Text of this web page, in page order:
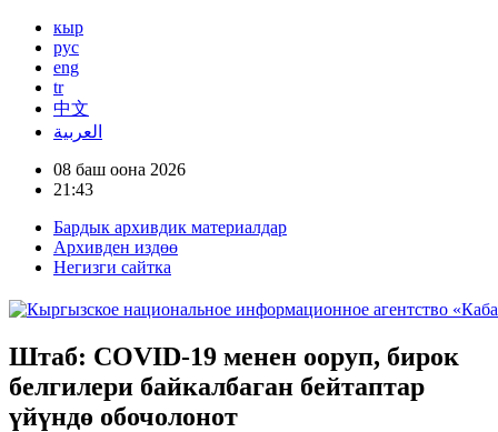
кыр
рус
eng
tr
中文
العربية
08 баш оона 2026
21:43
Бардык архивдик материалдар
Архивден издөө
Негизги сайтка
Штаб: COVID-19 менен ооруп, бирок
белгилери байкалбаган бейтаптар
үйүндө обочолонот